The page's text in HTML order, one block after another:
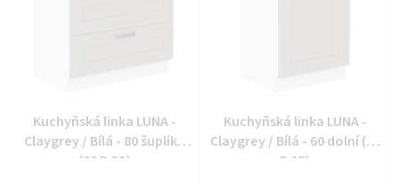
Kuchyňská linka LUNA -
Claygrey / Bílá - 80 šuplíky
(80 D 3S)
Kuchyňská linka LUNA -
Claygrey / Bílá - 60 dolní (60
D 1F)